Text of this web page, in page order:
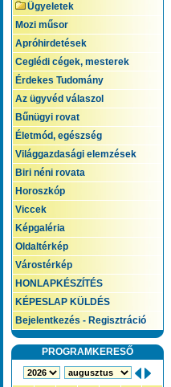
Ügyeletek
Mozi műsor
Apróhirdetések
Ceglédi cégek, mesterek
Érdekes Tudomány
Az ügyvéd válaszol
Bűnügyi rovat
Életmód, egészség
Világgazdasági elemzések
Biri néni rovata
Horoszkóp
Viccek
Képgaléria
Oldaltérkép
Várostérkép
HONLAPKÉSZÍTÉS
KÉPESLAP KÜLDÉS
Bejelentkezés - Regisztráció
PROGRAMKERESŐ